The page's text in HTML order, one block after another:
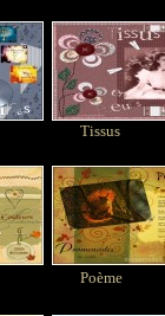
Tissus
Poème